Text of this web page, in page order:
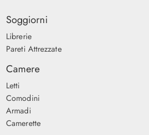
Soggiorni
Librerie
Pareti Attrezzate
Camere
Letti
Comodini
Armadi
Camerette